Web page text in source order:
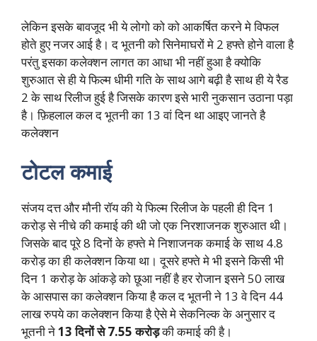
लेकिन इसके बावजूद भी ये लोगो को को आकर्षित करने मे विफल
होते हुए नजर आई है। द भूतनी को सिनेमाघरों मे 2 हफ्ते होने वाला है
परंतु इसका कलेक्शन लागत का आधा भी नहीं हुआ है क्योकि
शुरुआत से ही ये फिल्म धीमी गति के साथ आगे बढ़ी है साथ ही ये रैड
2 के साथ रिलीज हुई है जिसके कारण इसे भारी नुकसान उठाना पड़ा
है। फ़िहलाल कल द भूतनी का 13 वां दिन था आइए जानते है
कलेक्शन
टोटल कमाई
संजय दत्त और मौनी रॉय की ये फिल्म रिलीज के पहली ही दिन 1
करोड़ से नीचे की कमाई की थी जो एक निरशाजनक शुरुआत थी।
जिसके बाद पूरे 8 दिनों के हफ्ते मे निशाजनक कमाई के साथ 4.8
करोड़ का ही कलेक्शन किया था। दूसरे हफ्ते मे भी इसने किसी भी
दिन 1 करोड़ के आंकड़े को छूआ नहीं है हर रोजान इसने 50 लाख
के आसपास का कलेक्शन किया है कल द भूतनी ने 13 वे दिन 44
लाख रुपये का कलेक्शन किया है ऐसे मे सेकनिल्क के अनुसार द
भूतनी ने13 दिनों से 7.55 करोड़की कमाई की है।